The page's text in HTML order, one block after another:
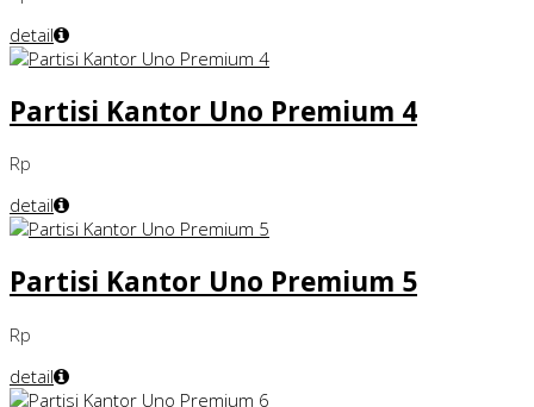
detail
Partisi Kantor Uno Premium 4
Rp
detail
Partisi Kantor Uno Premium 5
Rp
detail